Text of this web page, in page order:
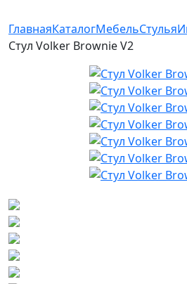
ГлавнаяКаталогМебельСтулья
Стул Volker Brownie V2